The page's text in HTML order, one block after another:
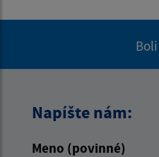
Napíšte nám:
Meno (povinné)